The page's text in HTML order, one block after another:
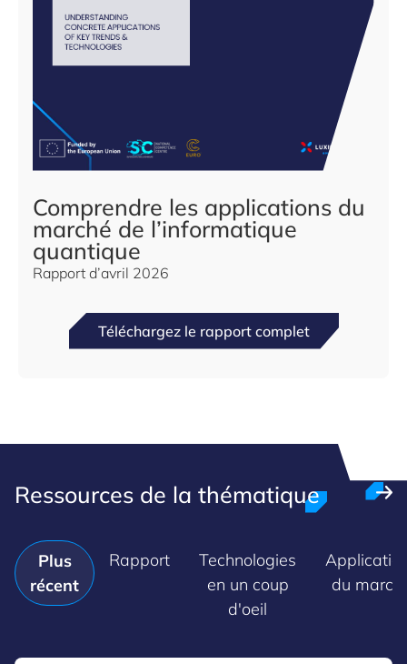
Comprendre les applications du
marché de l’informatique
quantique
Rapport d’avril 2026
Téléchargez le rapport complet
Ressources de la thématique
Plus
récent
Rapport
Technologies
en un coup
d'oeil
du